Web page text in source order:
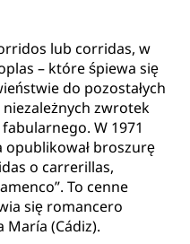
lub corridas, w
– które śpiewa się
do pozostałych
niezależnych zwrotek
W 1971
opublikował broszurę
o carrerillas,
To cenne
się romancero
María (Cádiz).